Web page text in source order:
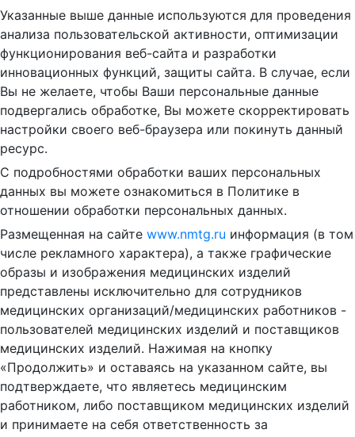
Указанные выше данные используются для проведения
анализа пользовательской активности, оптимизации
функционирования веб-сайта и разработки
инновационных функций, защиты сайта. В случае, если
Вы не желаете, чтобы Ваши персональные данные
подвергались обработке, Вы можете скорректировать
настройки своего веб-браузера или покинуть данный
ресурс.
С подробностями обработки ваших персональных
данных вы можете ознакомиться в Политике в
отношении обработки персональных данных.
Размещенная на сайте www.nmtg.ru информация (в том
числе рекламного характера), а также графические
образы и изображения медицинских изделий
представлены исключительно для сотрудников
медицинских организаций/медицинских работников -
пользователей медицинских изделий и поставщиков
медицинских изделий. Нажимая на кнопку
«Продолжить» и оставаясь на указанном сайте, вы
подтверждаете, что являетесь медицинским
работником, либо поставщиком медицинских изделий
и принимаете на себя ответственность за